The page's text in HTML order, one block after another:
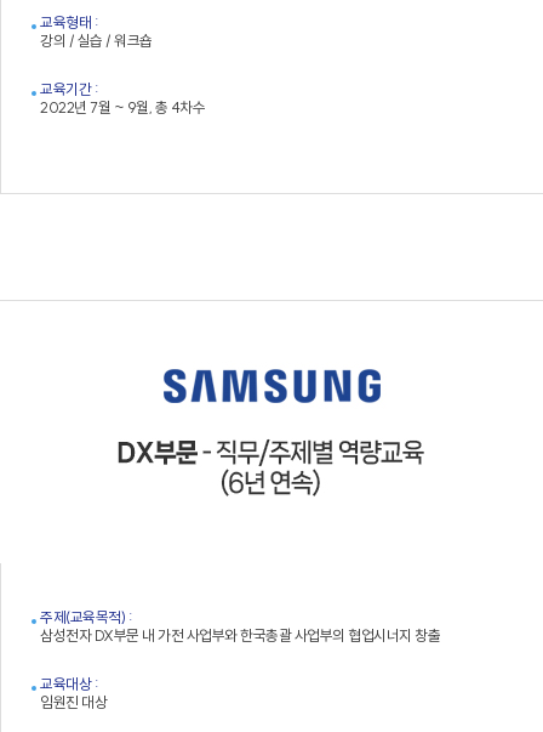
교육형태 :
강의 / 실습 / 워크숍
교육기간 :
2022년 7월 ~ 9월, 총 4차수
주제(교육목적) :
삼성전자 DX부문 내 가전 사업부와 한국총괄 사업부의 협업시너지 창출
교육대상 :
임원진 대상